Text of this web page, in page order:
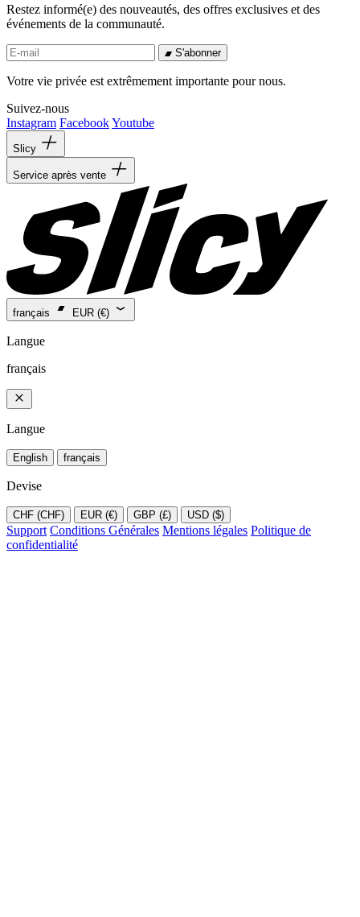
Restez informé(e) des nouveautés, des offres exclusives et des
événements de la communauté.
S'abonner
Votre vie privée est extrêmement importante pour nous.
Suivez-nous
Instagram FacebookYoutube
Slicy
Service après vente
français EUR (€)
Langue
français
Langue
English français
Devise
CHF (CHF) EUR (€) GBP (£) USD ($)
Support Conditions Générales Mentions légales Politique de
confidentialité